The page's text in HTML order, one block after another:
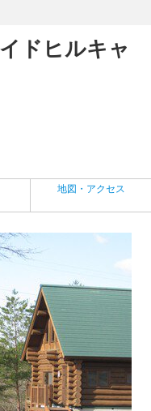
ドヒルキャ
地図・アクセス